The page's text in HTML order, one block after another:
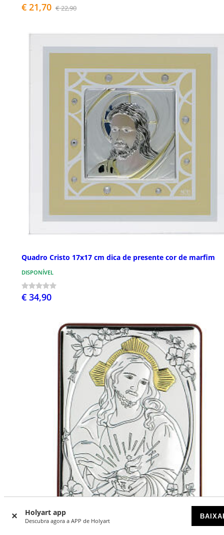
Holyart app
Descubra agora a APP de Holyart
€ 21,70 € 22,90
Quadro Cristo 17x17 cm dica de presente cor de marfim
DISPONÍVEL
€ 34,90
-27